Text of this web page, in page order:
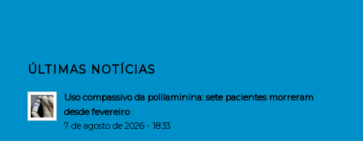
ÚLTIMAS NOTÍCIAS
Uso compassivo da polilaminina: sete pacientes morreram
desde fevereiro
7 de agosto de 2026 - 18:33